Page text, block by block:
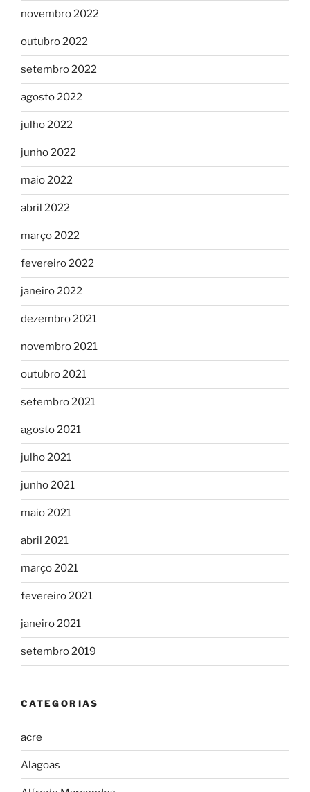
novembro 2022
outubro 2022
setembro 2022
agosto 2022
julho 2022
junho 2022
maio 2022
abril 2022
março 2022
fevereiro 2022
janeiro 2022
dezembro 2021
novembro 2021
outubro 2021
setembro 2021
agosto 2021
julho 2021
junho 2021
maio 2021
abril 2021
março 2021
fevereiro 2021
janeiro 2021
setembro 2019
CATEGORIAS
acre
Alagoas